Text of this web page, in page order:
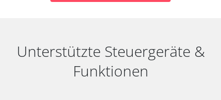
Unterstützte Steuergeräte &
Funktionen